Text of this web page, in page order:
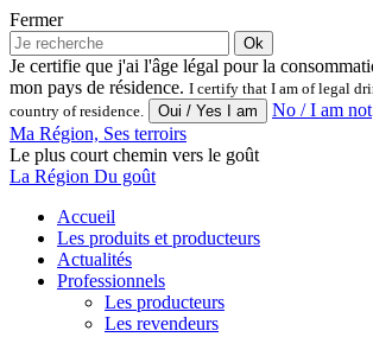
Fermer
Ok
Je certifie que j'ai l'âge légal pour la
mon pays de résidence. I certify that I am of legal
country of residence.
No / I am not
Ma Région, Ses terroirs
Le plus court chemin vers le goût
La Région Du goût
Accueil
Les produits et producteurs
Actualités
Professionnels
Les producteurs
Les revendeurs